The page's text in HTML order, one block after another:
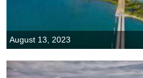
August 13, 2023